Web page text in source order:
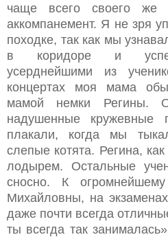
чаще всего своего же
аккомпанемент. Я не зря
походке, так как мы
в коридоре и
усерднейшими из
концертах моя мама
мамой немки Регины.
надушенные кружевные
плакали, когда мы
слепые котята. Регина,
лодырем. Остальные
сносно. К
Михайловны, на
даже почти всегда
ты всегда так